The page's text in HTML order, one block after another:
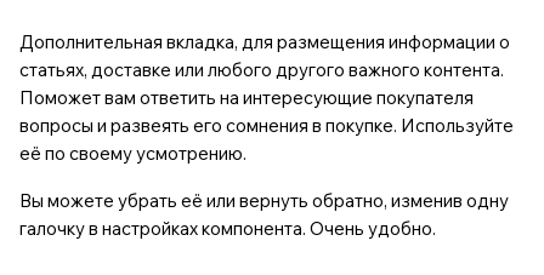
Дополнительная вкладка, для размещения информации о
статьях, доставке или любого другого важного контента.
Поможет вам ответить на интересующие покупателя
вопросы и развеять его сомнения в покупке. Используйте
её по своему усмотрению.
Вы можете убрать её или вернуть обратно, изменив одну
галочку в настройках компонента. Очень удобно.